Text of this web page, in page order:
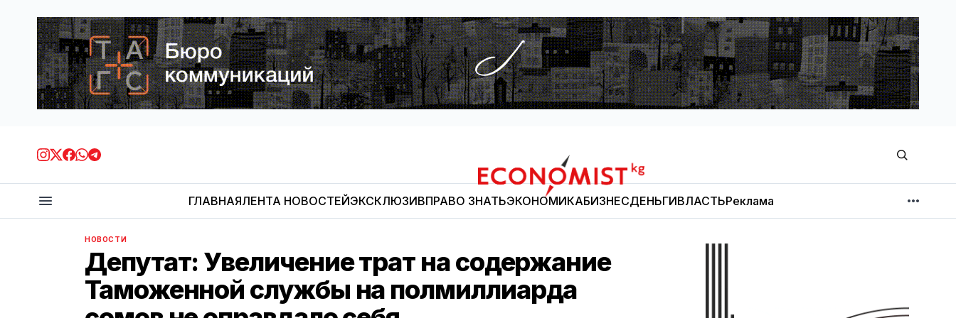
Economist.kg
ГЛАВНАЯЛЕНТА НОВОСТЕЙЭКСКЛЮЗИВПРАВО ЗНАТЬЭКОНОМИКАБИЗНЕСДЕНЬГИВЛАСТЬРеклама
МНЕНИЕ
НОВОСТИ
Депутат: Увеличение трат на содержание
Таможенной службы на полмиллиарда